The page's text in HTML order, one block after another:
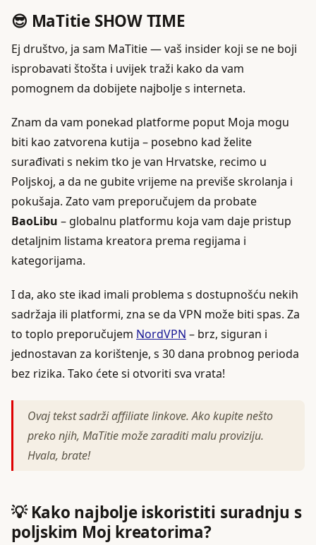
😎 MaTitie SHOW TIME
Ej društvo, ja sam MaTitie — vaš insider koji se ne boji
isprobavati štošta i uvijek traži kako da vam
pomognem da dobijete najbolje s interneta.
Znam da vam ponekad platforme poput Moja mogu
biti kao zatvorena kutija – posebno kad želite
surađivati s nekim tko je van Hrvatske, recimo u
Poljskoj, a da ne gubite vrijeme na previše skrolanja i
pokušaja. Zato vam preporučujem da probate
BaoLibu – globalnu platformu koja vam daje pristup
detaljnim listama kreatora prema regijama i
kategorijama.
I da, ako ste ikad imali problema s dostupnošću nekih
sadržaja ili platformi, zna se da VPN može biti spas. Za
to toplo preporučujem NordVPN – brz, siguran i
jednostavan za korištenje, s 30 dana probnog perioda
bez rizika. Tako ćete si otvoriti sva vrata!
Ovaj tekst sadrži affiliate linkove. Ako kupite nešto
preko njih, MaTitie može zaraditi malu proviziju.
Hvala, brate!
💡 Kako najbolje iskoristiti suradnju s
poljskim Moj kreatorima?